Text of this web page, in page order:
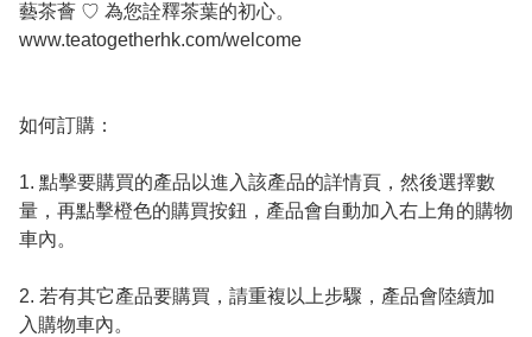
藝茶薈 ♡ 為您詮釋茶葉的初心。
www.teatogetherhk.com/welcome
如何訂購：
1. 點擊要購買的產品以進入該產品的詳情頁，然後選擇數
量，再點擊橙色的購買按鈕，產品會自動加入右上角的購物
車內。
2. 若有其它產品要購買，請重複以上步驟，產品會陸續加
入購物車內。